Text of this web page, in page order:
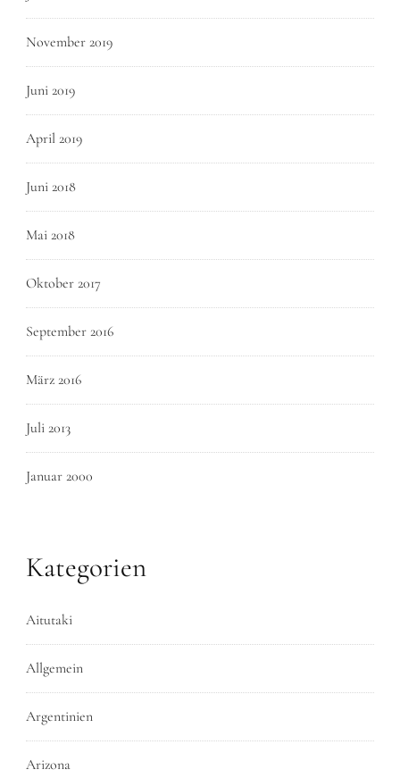
November 2019
Juni 2019
April 2019
Juni 2018
Mai 2018
Oktober 2017
September 2016
März 2016
Juli 2013
Januar 2000
Kategorien
Aitutaki
Allgemein
Argentinien
Arizona